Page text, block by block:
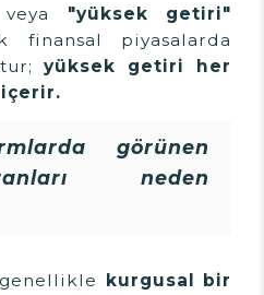
veya
"yüksek getiri"
finansal piyasalarda
yüksek getiri her
görünen
neden
kurgusal bir